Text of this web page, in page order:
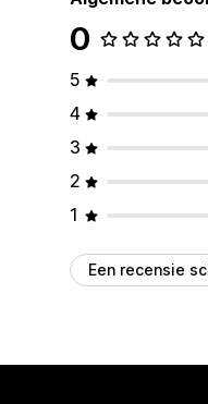
0
5
4
3
2
1
Een recensie